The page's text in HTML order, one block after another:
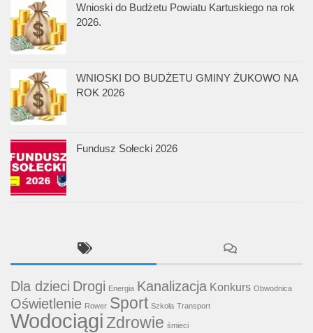
Wnioski do Budżetu Powiatu Kartuskiego na rok
2026.
WNIOSKI DO BUDŻETU GMINY ŻUKOWO NA
ROK 2026
Fundusz Sołecki 2026
Dla dzieci Drogi Energia Kanalizacja Konkurs Obwodnica
Oświetlenie Rower Sport Szkoła Transport
WodociągiZdrowie śmieci